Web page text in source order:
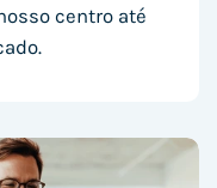
centro até